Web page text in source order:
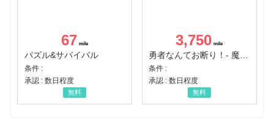
67
パズル&サバイバル
条件 :
承認 : 数日程度
無料
3,750
条件 :
承認 : 数日程度
無料